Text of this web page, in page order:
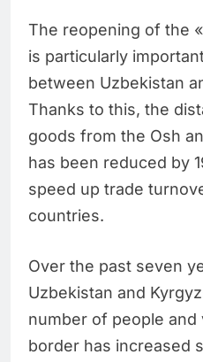
The reopening of the
is particularly
between Uzbekistan
Thanks to this, the
goods from the Osh
has been reduced by
speed up trade
countries.
Over the past seven
Uzbekistan and
number of people
border has increased